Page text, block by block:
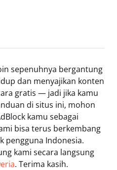
sepenuhnya bergantung
dan menyajikan konten
gratis — jadi jika kamu
di situs ini, mohon
kamu sebagai
bisa terus berkembang
pengguna Indonesia.
kami secara langsung
. Terima kasih.